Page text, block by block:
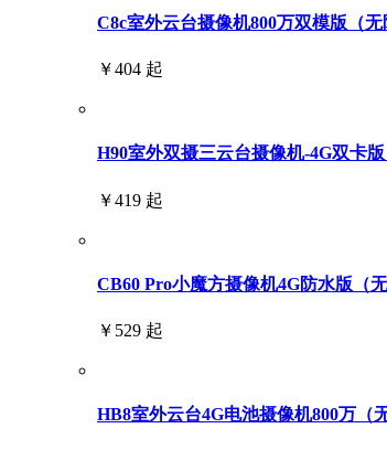
C8c室外云台摄像机800万双模版（无
￥404 起
H90室外双摄三云台摄像机-4G双卡
￥419 起
CB60 Pro小魔方摄像机4G防水版（
￥529 起
HB8室外云台4G电池摄像机800万（